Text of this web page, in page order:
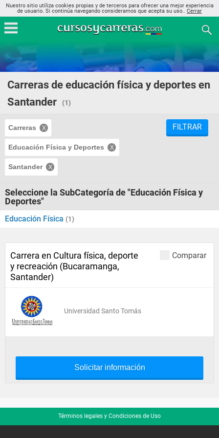
Nuestro sitio utiliza cookies propias y de terceros para ofrecer una mejor experiencia
de usuario. Si continúa navegando consideramos que acepta su uso.. Cerrar
Carreras de educación física y deportes en
Santander
(1)
Carreras
Educación Física y Deportes
Santander
FILTRAR
Seleccione la SubCategoría de "Educación Física y
Deportes"
Educación Física (1)
Comparar
Carrera en Cultura física, deporte
y recreación (Bucaramanga,
Santander)
Universidad Santo Tomás
Solicitar información
Términos legales y Condiciones de Uso